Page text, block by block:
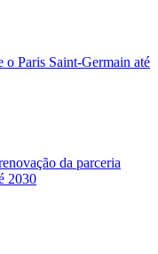
Paris Saint-Germain até
da parceria
2030